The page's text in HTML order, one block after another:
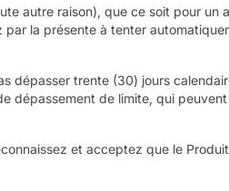
autre raison), que ce soit pour un
la présente à tenter
dépasser trente (30) jours
dépassement de limite, qui
et acceptez que le